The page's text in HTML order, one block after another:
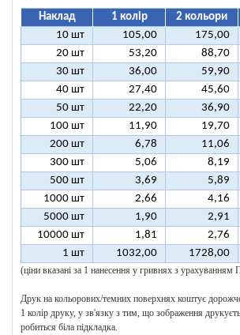
Наклад 1 колір 2 кольори
10 шт
105,00 175,00
20 шт
53,20 88,70
30 шт
36,00 59,90
40 шт
27,40 45,60
50 шт
22,20 36,90
100 шт
11,90 19,70
200 шт
6,78 11,06
300 шт
5,06 8,19
500 шт
3,69 5,89
1000 шт
2,66 4,16
5000 шт
1,90 2,91
10000 шт
1,81 2,76
1 шт
1032,00 1728,00
(ціни вказані за 1 нанесення у гривнях з
Друк на кольорових/темних поверхнях коштує
1 колір друку, у зв'язку з тим, що зображення
робиться біла підкладка.